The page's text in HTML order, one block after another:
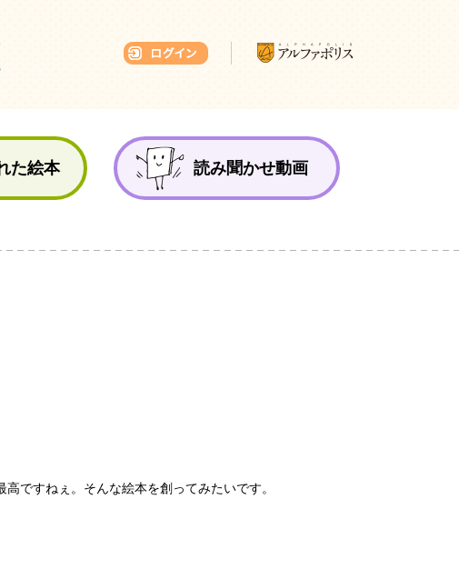
た絵本 読み聞かせ動画
ですねぇ。そんな絵本を創ってみたいです。